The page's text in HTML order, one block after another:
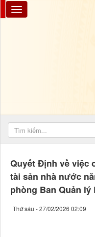
Quyết Định về việc
tài sản nhà nước
phòng Ban Quản lý
Thứ sáu - 27/02/2026 02:09